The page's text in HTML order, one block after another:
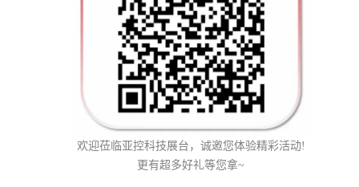
欢迎莅临亚控科技展台，诚邀您体验精彩活动!
更有超多好礼等您拿~